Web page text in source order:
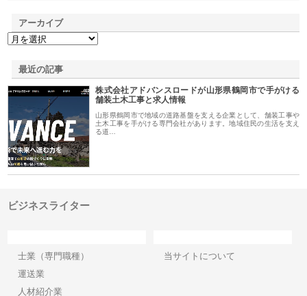
アーカイブ
最近の記事
株式会社アドバンスロードが山形県鶴岡市で手がける
舗装土木工事と求人情報
山形県鶴岡市で地域の道路基盤を支える企業として、舗装工事や
土木工事を手がける専門会社があります。地域住民の生活を支え
る道…
ビジネスライター
士業（専門職種）
運送業
人材紹介業
当サイトについて